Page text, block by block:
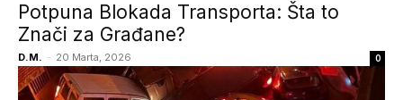
Potpuna Blokada Transporta: Šta to
Znači za Građane?
D.M. - 20 Marta, 2026 0